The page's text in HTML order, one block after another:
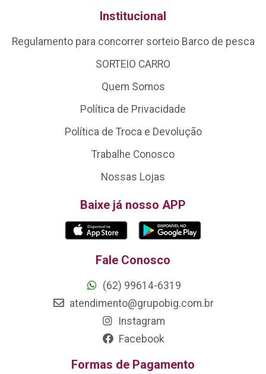
Institucional
Regulamento para concorrer sorteio Barco de pesca
SORTEIO CARRO
Quem Somos
Política de Privacidade
Política de Troca e Devolução
Trabalhe Conosco
Nossas Lojas
Baixe já nosso APP
Fale Conosco
(62) 99614-6319
atendimento@grupobig.com.br
Instagram
Facebook
Formas de Pagamento